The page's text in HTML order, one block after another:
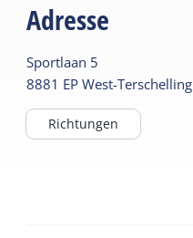
Adresse
Sportlaan 5
8881 EP West-Terschelling
Richtungen